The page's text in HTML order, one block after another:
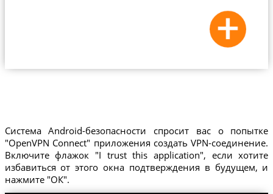
Система Android-безопасности спросит вас о попытке
"OpenVPN Connect" приложения создать VPN-соединение.
Включите флажок "I trust this application", если хотите
избавиться от этого окна подтверждения в будущем, и
нажмите "ОК".